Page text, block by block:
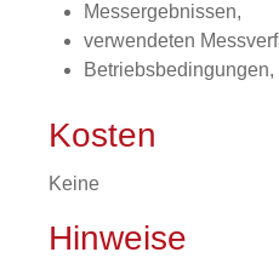
Messergebnissen,
verwendeten
Kosten
Keine
Hinweise